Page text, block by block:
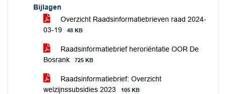
Bijlagen
Overzicht Raadsinformatiebrieven raad 2024-
03-19
48 KB
Raadsinformatiebrief heroriëntatie OOR De
Bosrank
725 KB
Raadsinformatiebrief: Overzicht
welzijnssubsidies 2023
105 KB